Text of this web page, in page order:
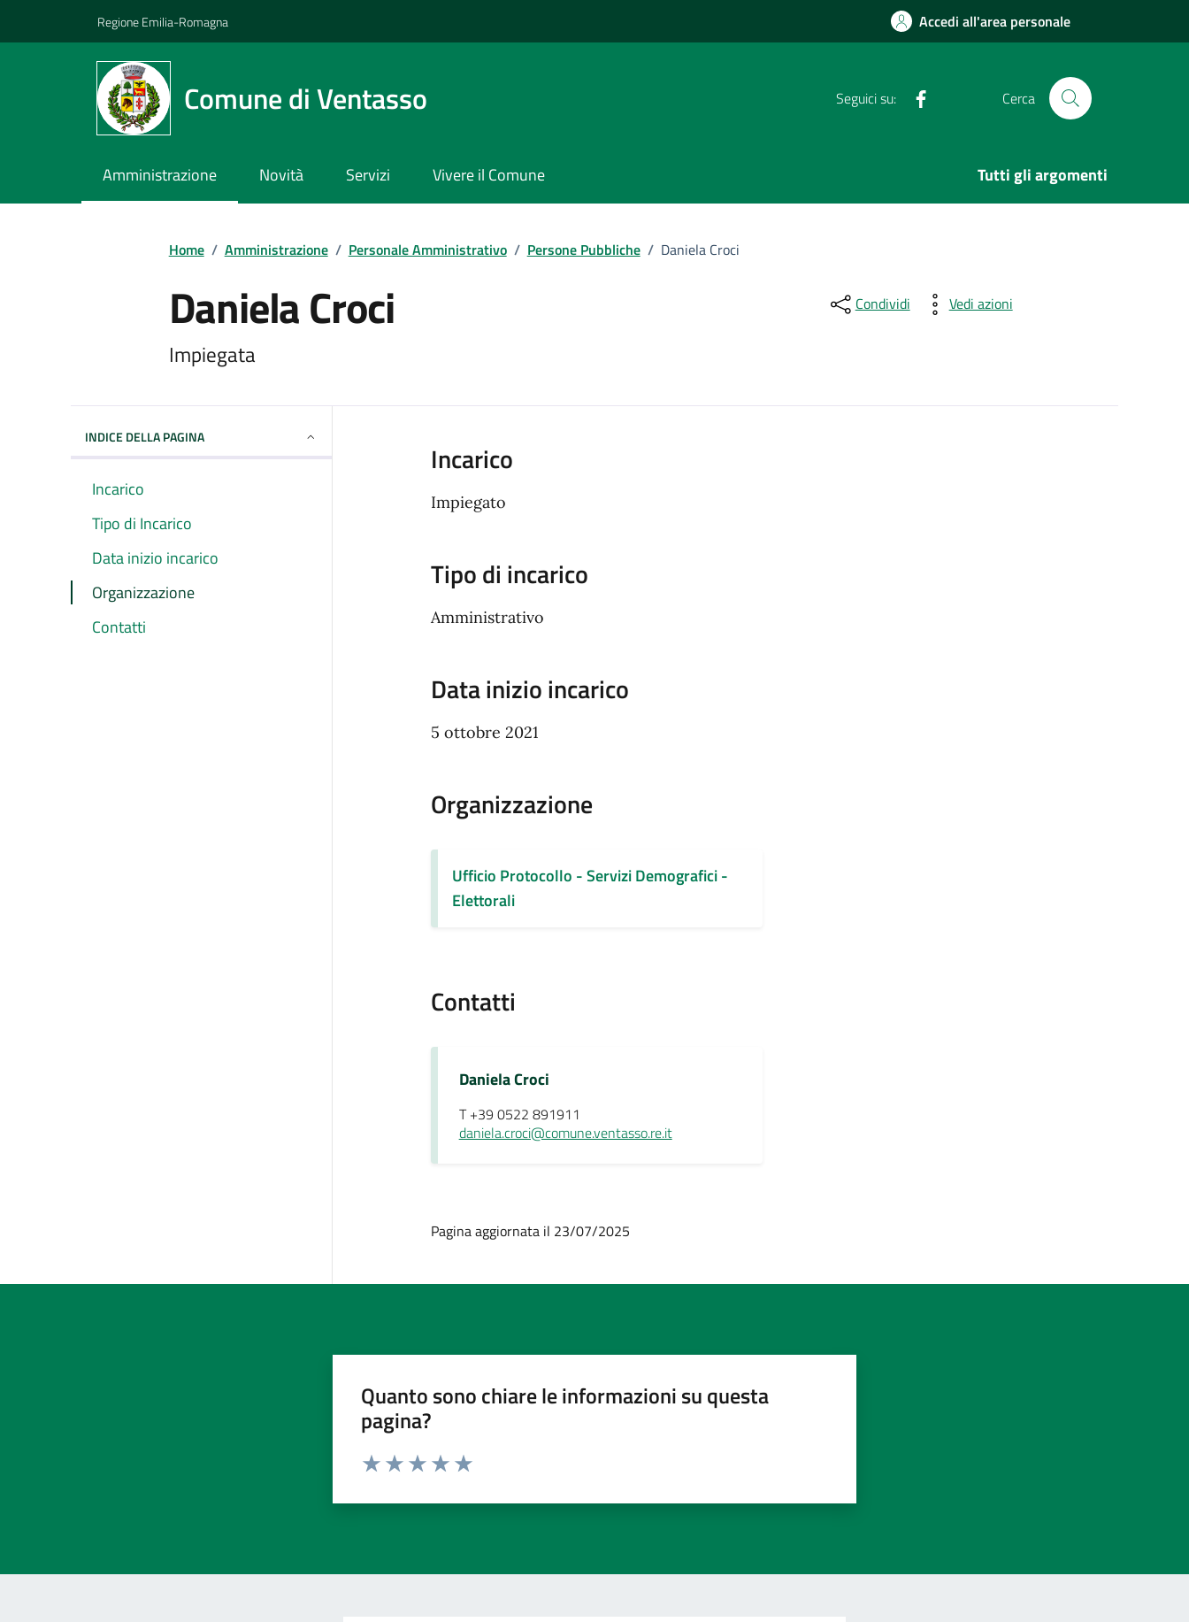
Regione Emilia-Romagna Accedi all'area personale
Comune di Ventasso Seguici su: Cerca
Amministrazione Novità Servizi Vivere il Comune Tutti gli argomenti
Home / Amministrazione / Personale Amministrativo / Persone Pubbliche / Daniela Croci
Daniela Croci
Impiegata
Condividi Vedi azioni
INDICE DELLA PAGINA
Incarico
Tipo di Incarico
Data inizio incarico
Organizzazione
Contatti
Incarico
Impiegato
Tipo di incarico
Amministrativo
Data inizio incarico
5 ottobre 2021
Organizzazione
Ufficio Protocollo - Servizi Demografici -
Elettorali
Contatti
Daniela Croci
T +39 0522 891911
daniela.croci@comune.ventasso.re.it
Pagina aggiornata il 23/07/2025
Quanto sono chiare le informazioni su questa
pagina?